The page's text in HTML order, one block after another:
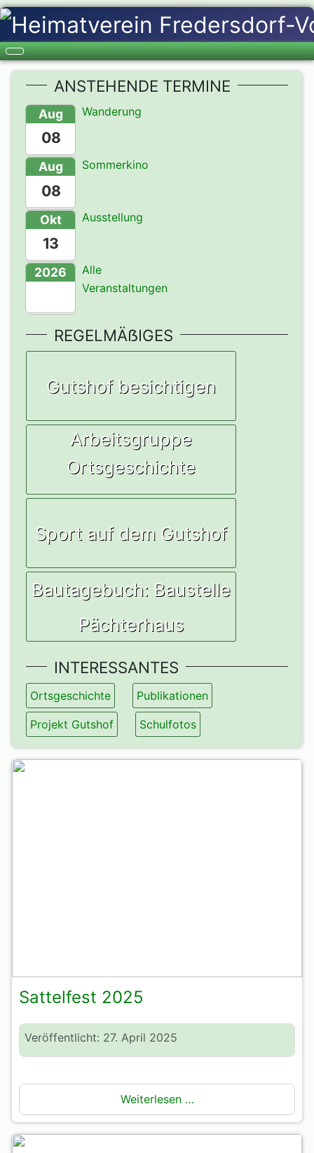
ANSTEHENDE TERMINE
Aug
08
Wanderung
Aug
08
Sommerkino
Okt
13
Ausstellung
2026
Alle
Veranstaltungen
REGELMÄẞIGES
Gutshof besichtigen
Arbeitsgruppe
Ortsgeschichte
Sport auf dem Gutshof
Bautagebuch: Baustelle
Pächterhaus
INTERESSANTES
Ortsgeschichte Publikationen
Projekt Gutshof Schulfotos
Sattelfest 2025
Veröffentlicht: 27. April 2025
Weiterlesen …